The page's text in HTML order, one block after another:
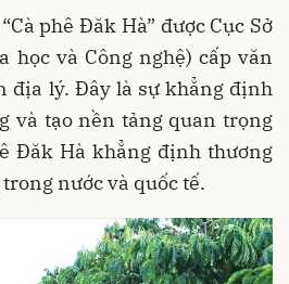
phê Đăk Hà” được Cục Sở
học và Công nghệ) cấp văn
địa lý. Đây là sự khẳng định
và tạo nền tảng quan trọng
Đăk Hà khẳng định thương
nước và quốc tế.